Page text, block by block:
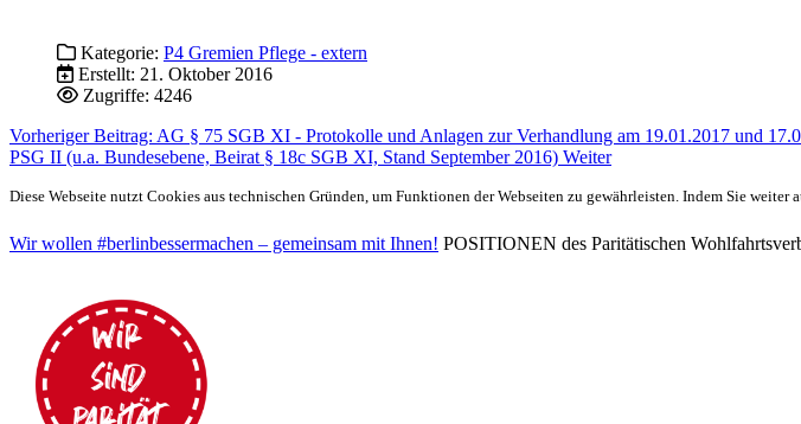
Kategorie: P4 Gremien Pflege - extern
Erstellt: 21. Oktober 2016
Zugriffe: 4246
Vorheriger Beitrag: AG § 75 SGB XI - Protokolle und Anlagen zur Verhandlung am 19.01.2017 und
PSG II (u.a. Bundesebene, Beirat § 18c SGB XI, Stand September 2016) Weiter
Diese Webseite nutzt Cookies aus technischen Gründen, um Funktionen der Webseiten zu gewährleisten. Indem Sie
Wir wollen #berlinbessermachen – gemeinsam mit Ihnen! POSITIONEN des Paritätischen